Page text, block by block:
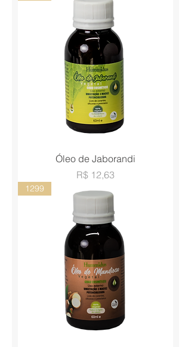
Óleo de Jaborandi
Preço
R$ 12,63
1299